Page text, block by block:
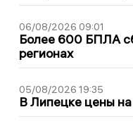
06/08/2026 09:01
Более 600 БПЛА
регионах
05/08/2026 19:35
В Липецке цены